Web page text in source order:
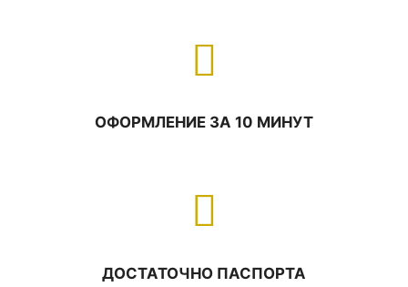
ОФОРМЛЕНИЕ ЗА 10 МИНУТ
ДОСТАТОЧНО ПАСПОРТА